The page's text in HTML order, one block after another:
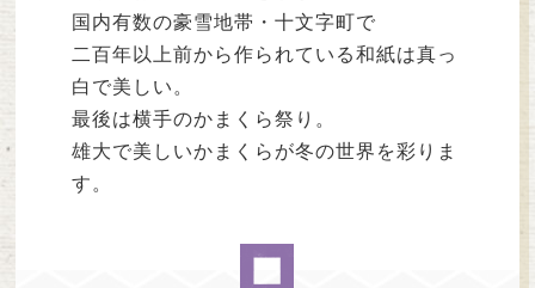
国内有数の豪雪地帯・十文字町で
二百年以上前から作られている和紙は真っ
白で美しい。
最後は横手のかまくら祭り。
雄大で美しいかまくらが冬の世界を彩りま
す。